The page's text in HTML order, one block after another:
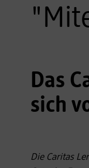
Das
sich
Die Caritas